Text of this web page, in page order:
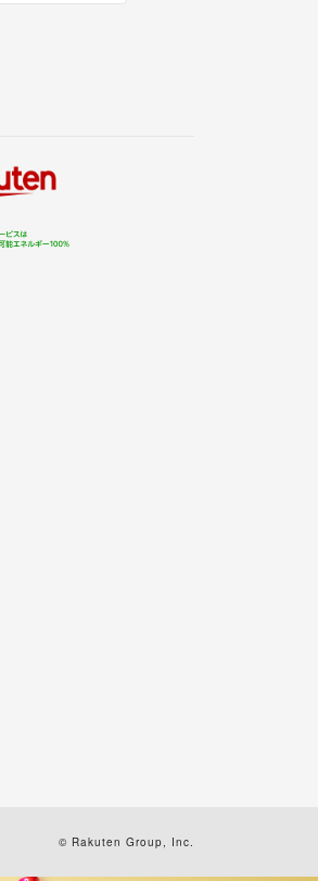
© Rakuten Group, Inc.